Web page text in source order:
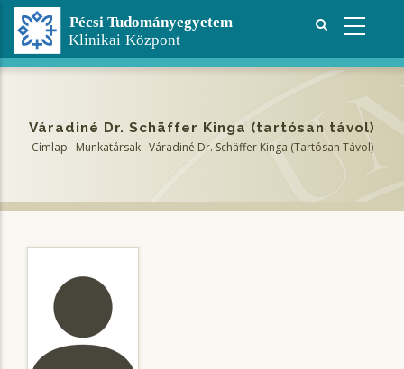
Ugrás
tartalomra
Váradiné Dr. Schäffer Kinga (tartósan távol)
Címlap - Munkatársak -Váradiné Dr. Schäffer Kinga (tartósan Távol)